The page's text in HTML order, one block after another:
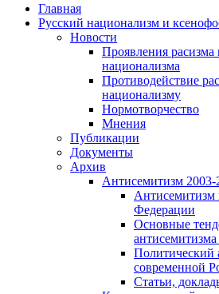
Главная
Русский национализм и
Новости
Проявления расизма
национализма
Противодействие
национализму
Нормотворчество
Мнения
Публикации
Документы
Архив
Антисемитизм 2003-
Антисемитизм
Федерации
Основные
Политический
современной
Статьи,